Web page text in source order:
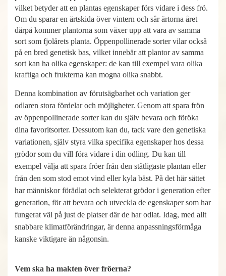
vilket betyder att en plantas egenskaper förs vidare i dess frö.
Om du sparar en ärtskida över vintern och sår ärtorna året
därpå kommer plantorna som växer upp att vara av samma
sort som fjolårets planta. Öppenpollinerade sorter vilar också
på en bred genetisk bas, vilket innebär att plantor av samma
sort kan ha olika egenskaper: de kan till exempel vara olika
kraftiga och frukterna kan mogna olika snabbt.
Denna kombination av förutsägbarhet och variation ger
odlaren stora fördelar och möjligheter. Genom att spara frön
av öppenpollinerade sorter kan du själv bevara och föröka
dina favoritsorter. Dessutom kan du, tack vare den genetiska
variationen, själv styra vilka specifika egenskaper hos dessa
grödor som du vill föra vidare i din odling. Du kan till
exempel välja att spara fröer från den ståtligaste plantan eller
från den som stod emot vind eller kyla bäst. På det här sättet
har människor förädlat och selekterat grödor i generation efter
generation, för att bevara och utveckla de egenskaper som har
fungerat väl på just de platser där de har odlat. Idag, med allt
snabbare klimatförändringar, är denna anpassningsförmåga
kanske viktigare än någonsin.
Vem ska ha makten över fröerna?